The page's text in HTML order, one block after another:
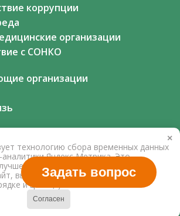
коррупции
организации
с СОНКО
организации
Сайт разработанbistem.ru
×
технологию сбора временных данных
аналитики Яндекс Метрика. Это
работы нашего сайта.
вы соглашаетесь наобработку
и целях, указанных выше.
Согласен
Задать вопрос